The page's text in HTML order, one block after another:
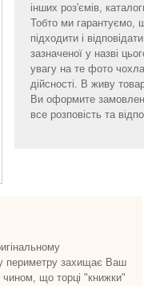
інших роз'ємів,
Тобто ми гарантуємо,
підходити і
зазначеної у назві
увагу на те фото
дійсності. В живу
Ви оформите
все розповість та
периметру захищає Ваш
чином, що торці "книжки"